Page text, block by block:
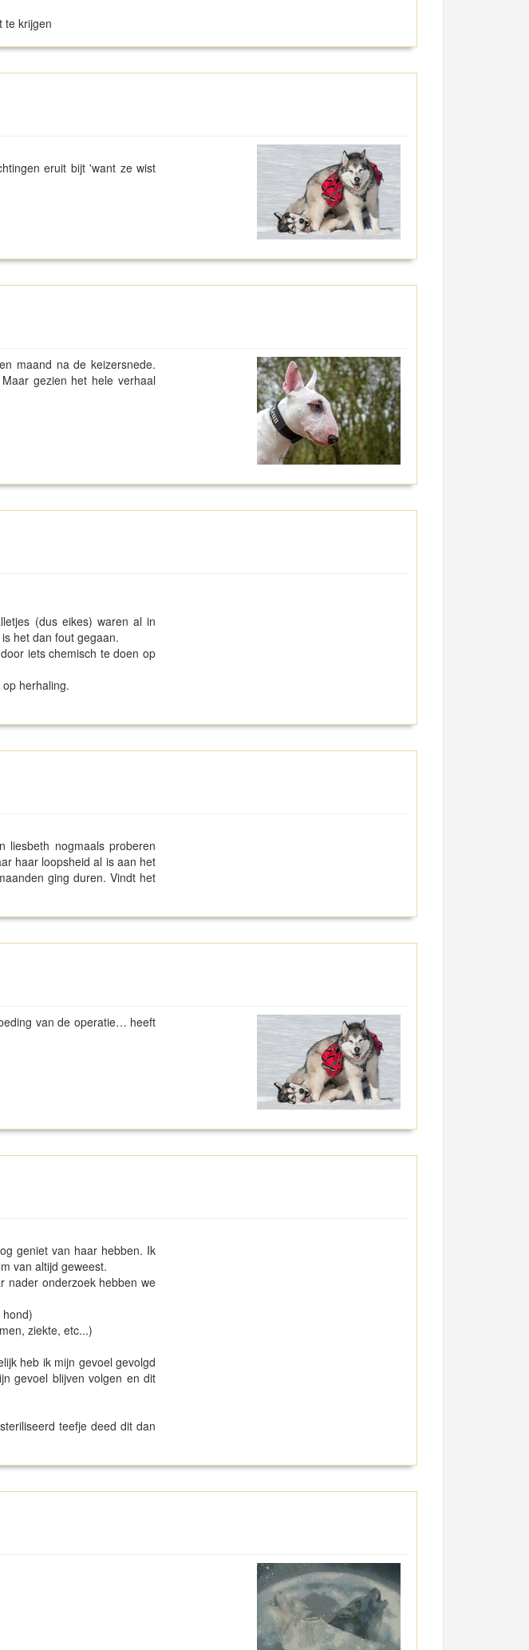
te krijgen
eruit bijt 'want ze wist
maand na de keizersnede.
gezien het hele verhaal
(dus eikes) waren al in
het dan fout gegaan.
iets chemisch te doen op
herhaling.
liesbeth nogmaals proberen
haar loopsheid al is aan het
ging duren. Vindt het
van de operatie… heeft
geniet van haar hebben. Ik
van altijd geweest.
nader onderzoek hebben we
ziekte, etc...)
heb ik mijn gevoel gevolgd
gevoel blijven volgen en dit
teefje deed dit dan